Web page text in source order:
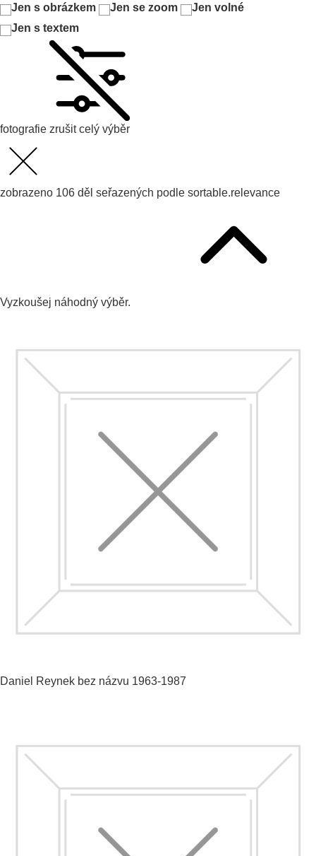
Jen s obrázkem
Jen se zoom
Jen volné
Jen s textem
fotografie zrušit celý výběr
zobrazeno 106 děl seřazených podle sortable.relevance
Vyzkoušej náhodný výběr.
Daniel Reynek bez názvu 1963-1987